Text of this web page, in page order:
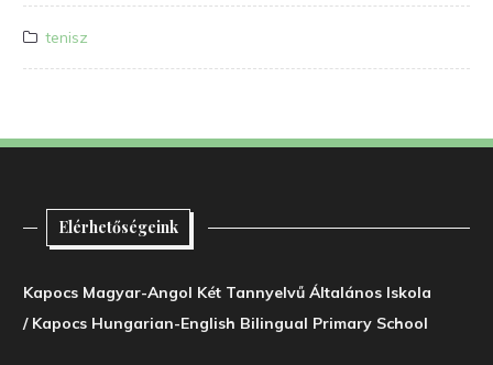
tenisz
Elérhetőségeink
Kapocs Magyar-Angol Két Tannyelvű Általános Iskola
/ Kapocs Hungarian-English Bilingual Primary School